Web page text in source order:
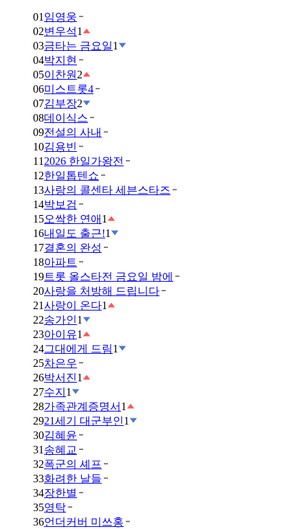
01 임영웅
02변우석1
03금타는 금요일1
04박지현
05이찬원 2
06미스트롯4
07김부장2
08데이식스
09전설의 사내
10김용빈
11 2026 한일가왕전
12한일톱텐쇼
13사랑의 콜센타 세븐스타즈
14박보검
15오싹한 연애 1
16내일도 출근!1
17결혼의 완성
18아파트
19트롯 올스타전 금요일 밤에
20사랑을 처방해 드립니다
21사랑이 온다1
22송가인1
23아이유1
24그대에게 드림1
25차은우
26박서진1
27수지 1
28가족관계증명서 1
2921세기 대군부인1
30김혜윤
31 송혜교
32폭군의 셰프
33화려한 날들
34장한별
35영탁
36언더커버 미쓰홍